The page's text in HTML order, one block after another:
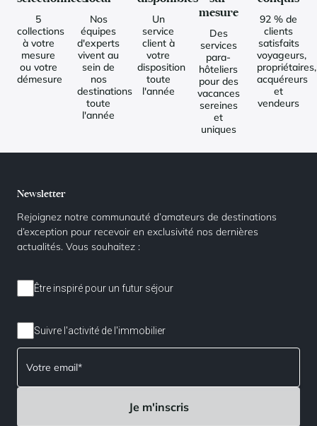
5
collections
à votre
mesure
ou votre
démesure
Nos
équipes
d'experts
vivent au
sein de
nos
destinations
toute
l'année
Un
service
client à
votre
disposition
toute
l'année
mesure
Des
services
para-
hôteliers
pour des
vacances
sereines
et
uniques
92 % de
clients
satisfaits
voyageurs,
propriétaires,
acquéreurs
et
vendeurs
Newsletter
Rejoignez notre communauté d’amateurs de destinations
d’exception pour recevoir en exclusivité nos dernières
actualités. Vous souhaitez :
Être inspiré pour un futur séjour
Suivre l'activité de l'immobilier